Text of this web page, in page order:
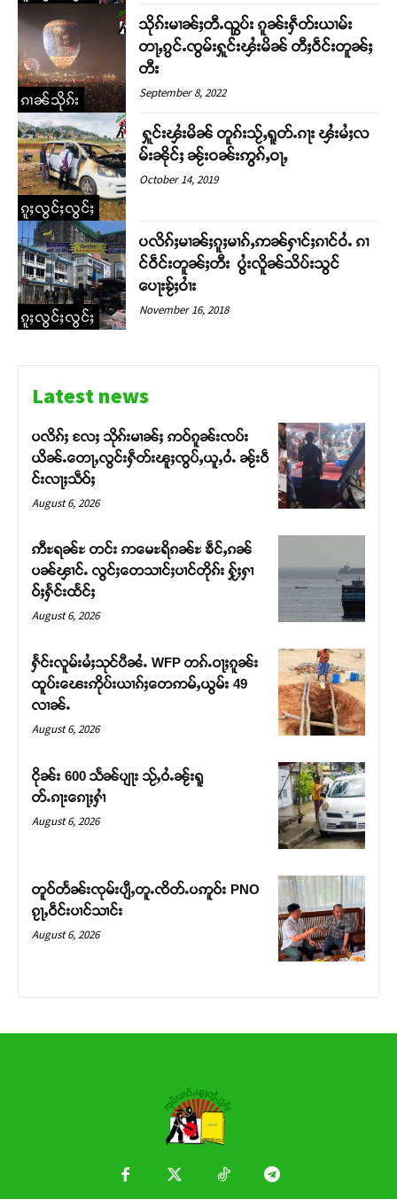
Support SHAN
တႃႇႁႂ်ႈသဵင်ၵၢင်ၸႂ်ၵူၼ်းမိူင်း ၵူႈတီႈၵူႈလႅၼ်ပေႃးတေၸွ
ၵၢၼ်သိုၵ်း
သိုၵ်းမၢၼ်ႈတီႉၺွပ်း ၵူၼ်းႁဵတ်းယၢမ်း
တႃႇၵွင်ႉၸွမ်းႁူင်းၾႆးမိၼ် တီႈဝဵင်းတူၼ်ႈ
တီး
September 8, 2022
ၵူႈလွင်ႈလွင်ႈ
ႁူင်းၾႆးမိၼ် တူၵ်းသႂ်ႇရူတ်ႉၵႃး ၾႆးမႆႈလ
မ်းၼိုင်ႈ ၼႂ်းဝၼ်းဢွၵ်ႇဝႃႇ
October 14, 2019
ၵူႈလွင်ႈလွင်ႈ
ပလိၵ်ႈမၢၼ်ႈၵူႈမၢၵ်ႇဢၼ်ႁၢင်ႈၵၢင်ဝႆႉ ၵၢ
င်ဝဵင်းတူၼ်ႈတီး ပွႆးလိူၼ်သိပ်းသွင်
ပေႃးၶႂ်ႈဝၢႆး
November 16, 2018
Latest news
ပလိၵ်ႈ လႄႈ သိုၵ်းမၢၼ်ႈ ဢဝ်ၵူၼ်းၸပ်း
ယိၼ်ႉတေႃႇလွင်းႁဵတ်းၽူႈၸွပ်ႇယူႇဝႆႉ ၼႂ်းဝဵ
င်းလႃႈသဵဝ်ႈ
August 6, 2026
ဢီႊရၼ်ႊ တင်း ဢမေႊရိၵၼ်ႊ ၶဵင်ႇၵၼ်
ပၼ်ၾၢင်ႉ လွင်ႈတေသၢင်ႈပၢင်တိုၵ်း ႁႂ်ႈႁၢ
ဝ်ႈႁႅင်းထႅင်ႈ
August 6, 2026
ႁႅင်းလူမ်းမႆႈသုင်ပီၼႆႉ WFP တၵ်ႉဝႃႈၵူၼ်း
ထူပ်းၽေးဢိုပ်းယၢၵ်ႈတေဢမ်ႇယွမ်း 49
လၢၼ်ႉ
August 6, 2026
ငိုၼ်း 600 သႅၼ်ပျႃး သႂ်ႇဝႆႉၼႂ်းရူ
တ်ႉၵႃးၵေႃႈႁၢႆ
August 6, 2026
တူဝ်တႅၼ်းၸုမ်းပျီႇတူႉၸိတ်ႉပဢူဝ်း PNO
ၵႂႃႇဝဵင်းပၢင်သၢင်း
August 6, 2026